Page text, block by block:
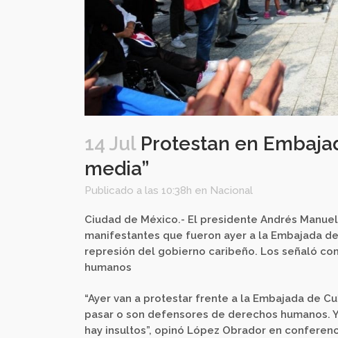
14 JulProtestan en
media”
Publicado a las 10:38h en Nacional
Ciudad de México.- El presidente Andrés
manifestantes que fueron ayer a la Embajada
represión del gobierno caribeño. Los señaló
humanos
“Ayer van a protestar frente a la Embajada de
pasar o son defensores de derechos humanos.
hay insultos”, opinó López Obrador en